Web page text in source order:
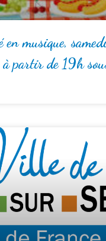
en musique,
partir de 19h